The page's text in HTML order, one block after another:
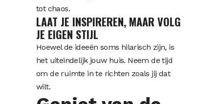
tot chaos.
LAAT JE INSPIREREN, MAAR VOLG
JE EIGEN STIJL
Hoewel de ideeën soms hilarisch zijn, is
het uiteindelijk jouw huis. Neem de tijd
om de ruimte in te richten zoals jij dat
wilt.